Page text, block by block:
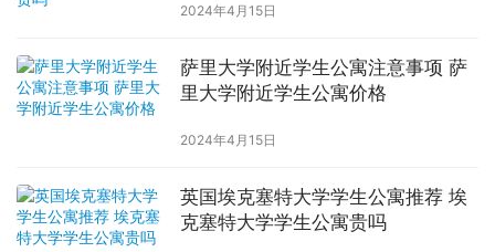
2024年4月15日
萨里大学附近学生公寓注意事项 萨
里大学附近学生公寓价格
2024年4月15日
英国埃克塞特大学学生公寓推荐 埃
克塞特大学学生公寓贵吗